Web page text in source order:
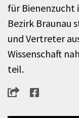
für
Bezirk Braunau
und Vertreter
Wissenschaft
teil.